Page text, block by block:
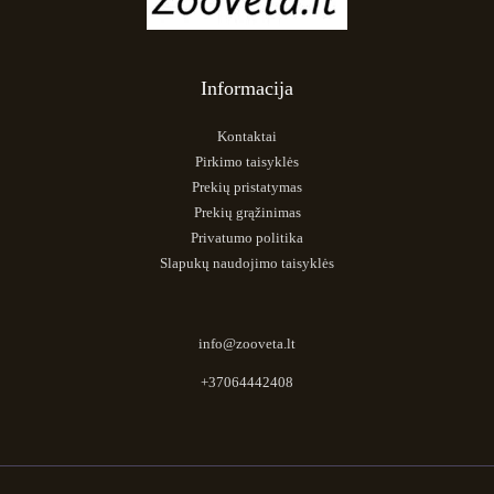
Informacija
Kontaktai
Pirkimo taisyklės
Prekių pristatymas
Prekių grąžinimas
Privatumo politika
Slapukų naudojimo taisyklės
info@zooveta.lt
+37064442408